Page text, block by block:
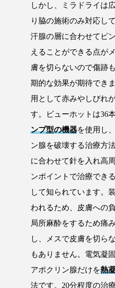
しかし、ミラドライは
り脇の施術のみ対応し
汗腺の層に合わせてピ
えることができる点が
膚を切らないので傷跡
期的な効果が期待でき
用として赤みやしびれ
す。ビューホットは36
ンプ型の機器を使用し
ン腺を破壊する治療方
に合わせて針を入れ高
ンポイントで治療でき
して知られています。
われるため、皮膚への
局所麻酔をするため痛
し、メスで皮膚を切ら
もありません。電気凝
アポクリン腺だけを熱
法です。20分程度の治